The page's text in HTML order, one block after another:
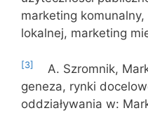
marketing
lokalnej, marketing
[3]
A. Szromnik,
geneza, rynki
oddziaływania w: